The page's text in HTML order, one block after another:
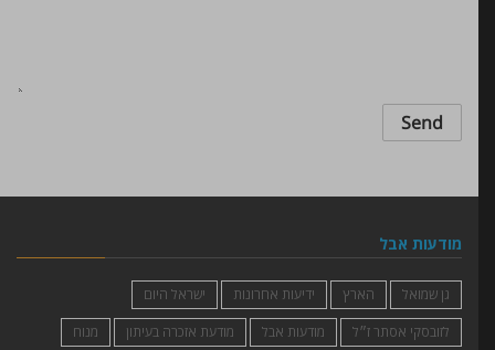
מודעות אבל
גן שמואל הארץ ידיעות אחרונות
ישראל היום
לזובסקי אסתר ז״ל
מודעות אבל מודעת אזכרה בעיתון
מנוח